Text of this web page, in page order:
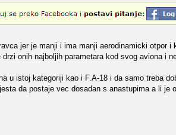
jer je manji i ima manji aerodinamicki otpor i
onih najboljih parametara kod svog aviona i
u istoj kategoriji kao i F.A-18 i da samo treba
da postaje vec dosadan s anastupima a li je